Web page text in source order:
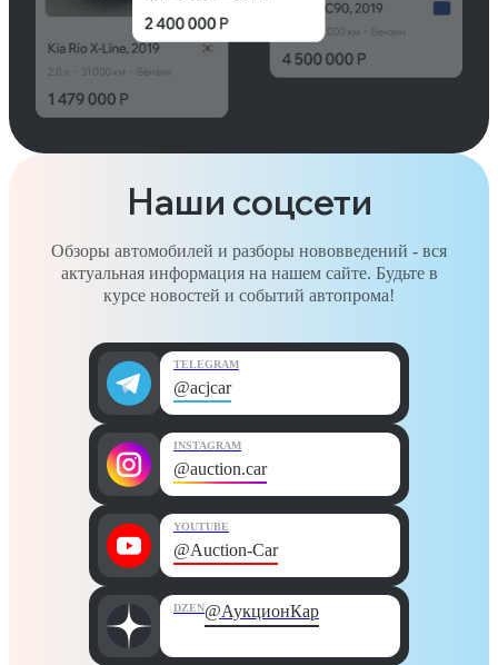
Наши соцсети
Обзоры автомобилей и разборы нововведений - вся
актуальная информация на нашем сайте. Будьте в
курсе новостей и событий автопрома!
TELEGRAM
@acjcar
INSTAGRAM
@auction.car
YOUTUBE
@Auction-Car
DZEN@АукционКар